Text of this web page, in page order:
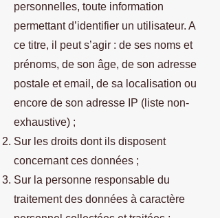
personnelles, toute information
permettant d’identifier un utilisateur. A
ce titre, il peut s’agir : de ses noms et
prénoms, de son âge, de son adresse
postale et email, de sa localisation ou
encore de son adresse IP (liste non-
exhaustive) ;
Sur les droits dont ils disposent
concernant ces données ;
Sur la personne responsable du
traitement des données à caractère